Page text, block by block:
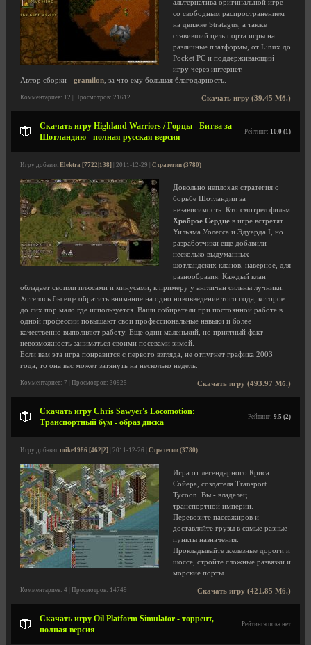
альтернатива оригинальной игре
со свободным распространением
на движке Stratagus, а также
ставивший цель порта игры на
различные платформы, от Linux до
Pocket PC и поддерживающий
игру через интернет.
Автор сборки - gramilon , за что ему большая благодарность.
Скачать игру (39.45 Мб.)
Комментариев: 12 | Просмотров: 21612
Скачать игру Highland Warriors / Горцы - Битва за
Шотландию - полная русская версия
Рейтинг: 10.0 (1)
Игру добавил Elektra [7722|138] | 2011-12-29 | Стратегии (3780)
Довольно неплохая стратегия о
борьбе Шотландии за
независимость. Кто смотрел фильм
Храброе Сердце в игре встретят
Уильяма Уолесса и Эдуарда I, но
разработчики еще добавили
несколько выдуманных
шотландских кланов, наверное, для
разнообразия. Каждый клан
обладает своими плюсами и минусами, к примеру у англичан сильны лучники.
Хотелось бы еще обратить внимание на одно нововведение того года, которое
до сих пор мало где используется. Ваши собиратели при постоянной работе в
одной профессии повышают свои профессиональные навыки и более
качественно выполняют работу. Еще один маленький, но приятный факт -
невозможность заниматься своими посевами зимой.
Если вам эта игра понравится с первого взгляда, не отпугнет графика 2003
года, то она вас может затянуть на несколько недель.
Скачать игру (493.97 Мб.)
Комментариев: 7 | Просмотров: 30925
Скачать игру Chris Sawyer's Locomotion:
Транспортный бум - образ диска
Рейтинг: 9.5 (2)
Игру добавил mike1986 [462|2] | 2011-12-26 | Стратегии (3780)
Игра от легендарного Криса
Сойера, создателя Transport
Tycoon. Вы - владелец
транспортной империи.
Перевозите пассажиров и
доставляйте грузы в самые разные
пункты назначения.
Прокладывайте железные дороги и
шоссе, стройте сложные развязки и
морские порты.
Скачать игру (421.85 Мб.)
Комментариев: 4 | Просмотров: 14749
Скачать игру Oil Platform Simulator - торрент,
полная версия
Рейтинга пока нет